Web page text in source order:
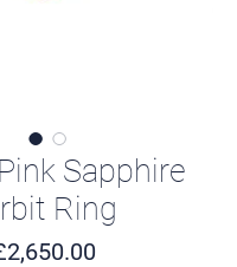
Sapphire
Ring